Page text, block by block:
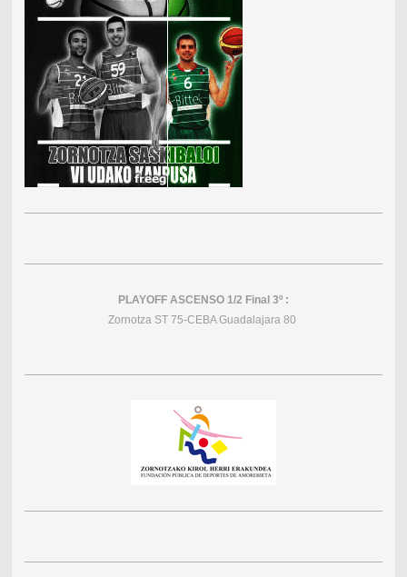
PLAYOFF ASCENSO 1/2 Final 3º :
Zornotza ST 75-CEBA Guadalajara 80